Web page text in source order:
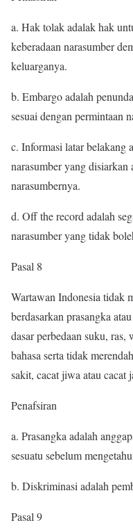
a. Hak tolak adalak hak
keberadaan narasumber
keluarganya.
b. Embargo adalah
sesuai dengan permintaan
c. Informasi latar belakang
narasumber yang disiarkan
narasumbernya.
d. Off the record adalah
narasumber yang tidak
Pasal 8
Wartawan Indonesia tidak
berdasarkan prasangka
dasar perbedaan suku,
bahasa serta tidak
sakit, cacat jiwa atau cacat
Penafsiran
a. Prasangka adalah
sesuatu sebelum
b. Diskriminasi adalah
Pasal 9